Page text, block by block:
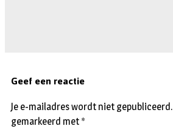
Geef een reactie
Je e-mailadres wordt niet gepubliceerd.
gemarkeerd met *